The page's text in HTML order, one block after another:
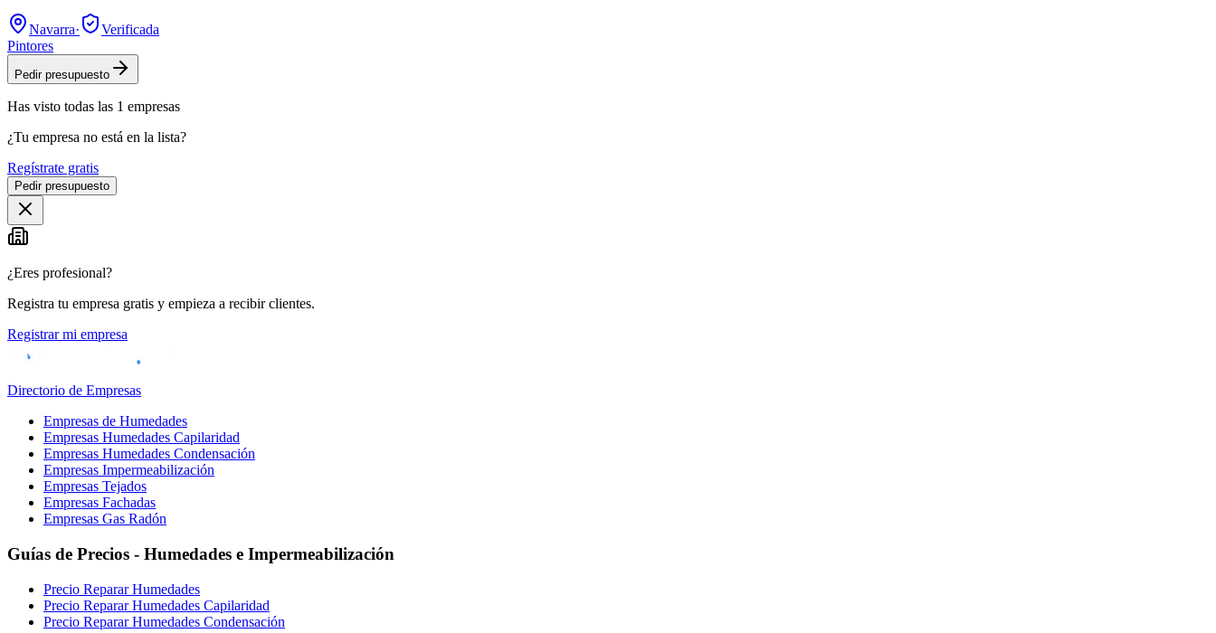
Navarra·
Verificada
Pintores
Pedir presupuesto
Has visto todas las 1 empresas
¿Tu empresa no está en la lista?
Regístrate gratis
Pedir presupuesto
¿Eres profesional?
Registra tu empresa gratis y empieza a recibir clientes.
Registrar mi empresa
Directorio de Empresas
Empresas de Humedades
Empresas Humedades Capilaridad
Empresas Humedades Condensación
Empresas Impermeabilización
Empresas Tejados
Empresas Fachadas
Empresas Gas Radón
Guías de Precios - Humedades e Impermeabilización
Precio Reparar Humedades
Precio Reparar Humedades Capilaridad
Precio Reparar Humedades Condensación